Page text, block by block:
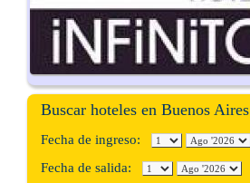
Buscar hoteles en Buenos Aires
Fecha de ingreso:
Fecha de salida: